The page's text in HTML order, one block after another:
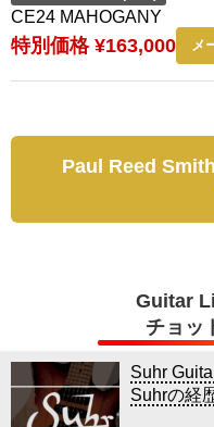
CE24 MAHOGANY
特別価格 ¥163,000 メ
Paul Reed
Guitar
チョッ
Suhr
Suhrの経